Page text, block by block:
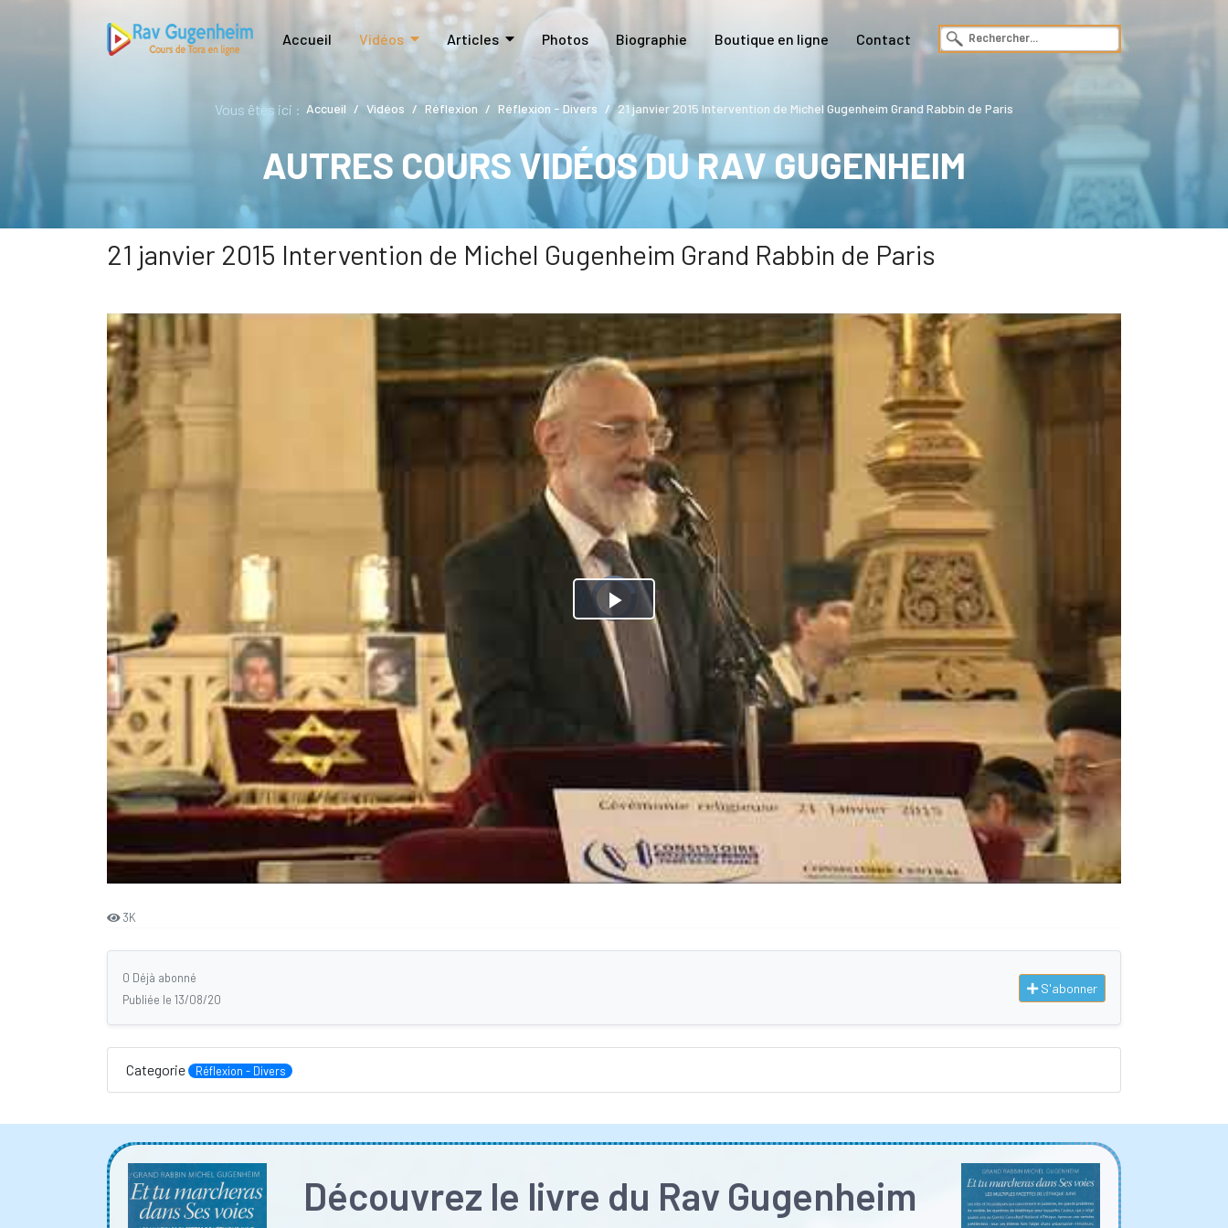
Accueil Vidéos Articles Photos Biographie Boutique en ligne Contact
Vous êtes ici : Accueil Vidéos Réflexion Réflexion - Divers 21 janvier 2015 Intervention de Michel Gugenheim Grand Rabbin de Paris
AUTRES COURS VIDÉOS DU RAV GUGENHEIM
21 janvier 2015 Intervention de Michel Gugenheim Grand Rabbin de Paris
Play
Video
3K
0 Déjà abonné
Publiée le 13/08/20
S'abonner
Categorie Réflexion - Divers
Découvrez le livre du Rav Gugenheim